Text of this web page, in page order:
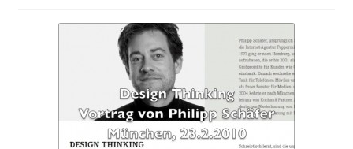
Alle Beiträge: